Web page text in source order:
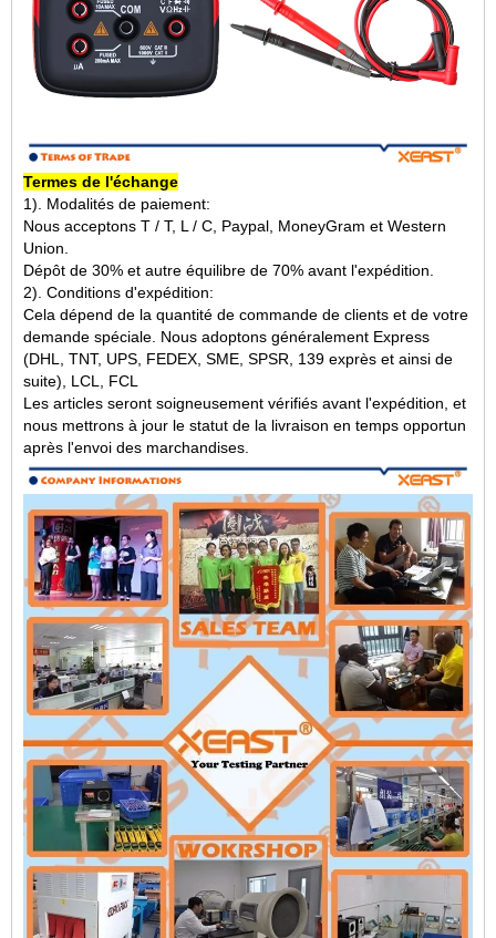
Termes de l'échange
1). Modalités de paiement:
Nous acceptons T / T, L / C, Paypal, MoneyGram et Western
Union.
Dépôt de 30% et autre équilibre de 70% avant l'expédition.
2). Conditions d'expédition:
Cela dépend de la quantité de commande de clients et de votre
demande spéciale. Nous adoptons généralement Express
(DHL, TNT, UPS, FEDEX, SME, SPSR, 139 exprès et ainsi de
suite), LCL, FCL
Les articles seront soigneusement vérifiés avant l'expédition, et
nous mettrons à jour le statut de la livraison en temps opportun
après l'envoi des marchandises.